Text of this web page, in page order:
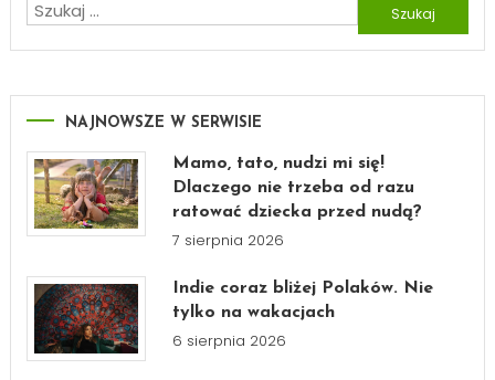
Szukaj:
NAJNOWSZE W SERWISIE
Mamo, tato, nudzi mi się!
Dlaczego nie trzeba od razu
ratować dziecka przed nudą?
7 sierpnia 2026
Indie coraz bliżej Polaków. Nie
tylko na wakacjach
6 sierpnia 2026